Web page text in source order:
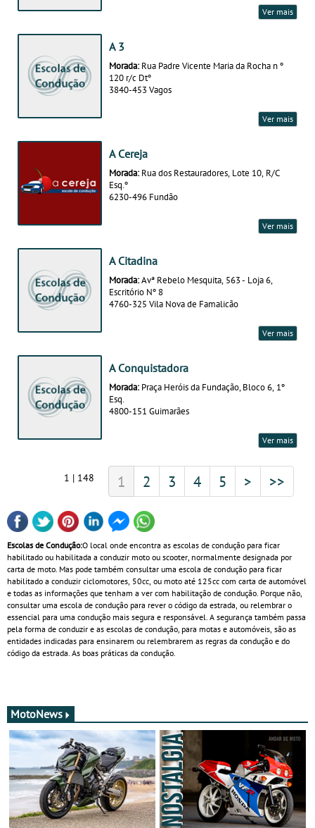
Ver mais
A 3
Morada: Rua Padre Vicente Maria da Rocha n º
120 r/c Dtº
3840-453 Vagos
Ver mais
A Cereja
Morada: Rua dos Restauradores, Lote 10, R/C
Esq.º
6230-496 Fundão
Ver mais
A Citadina
Morada:Avª Rebelo Mesquita, 563 - Loja 6,
Escritório Nº 8
4760-325 Vila Nova de Famalicão
Ver mais
A Conquistadora
Morada: Praça Heróis da Fundação, Bloco 6, 1º
Esq.
4800-151 Guimarães
Ver mais
1 | 148 1 2 3 4 5 > >>
Escolas de Condução:O local onde encontra as escolas de condução para ficar
habilitado ou habilitada a conduzir moto ou scooter, normalmente designada por
carta de moto. Mas pode também consultar uma escola de condução para ficar
habilitado a conduzir ciclomotores, 50cc, ou moto até 125cc com carta de automóvel
e todas as informações que tenham a ver com habilitação de condução. Porque não,
consultar uma escola de condução para rever o código da estrada, ou relembrar o
essencial para uma condução mais segura e responsável. A segurança também passa
pela forma de conduzir e as escolas de condução, para motas e automóveis, são as
entidades indicadas para ensinarem ou relembrarem as regras da condução e do
código da estrada. As boas práticas da condução.
MotoNews